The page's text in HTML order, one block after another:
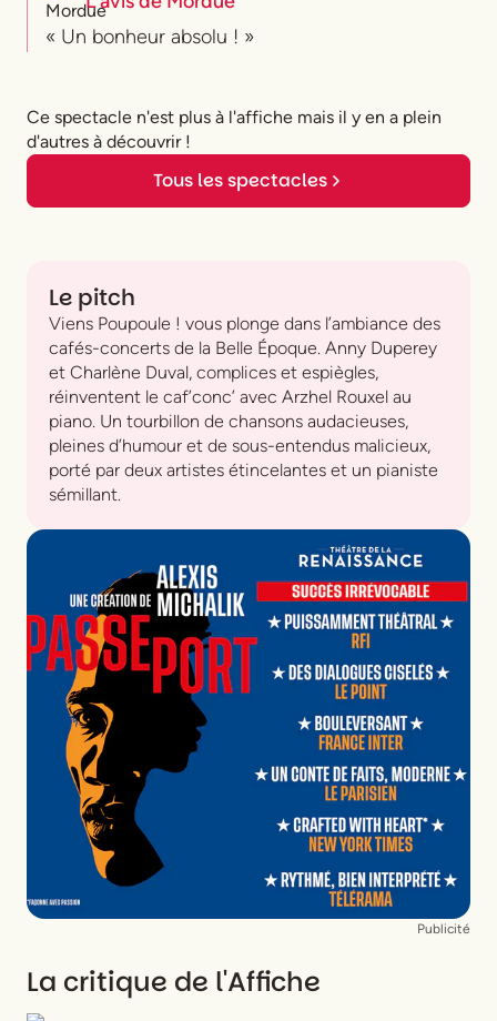
« Un bonheur absolu ! »
Ce spectacle n'est plus à l'affiche mais il y en a plein
d'autres à découvrir !
Tous les spectacles
Le pitch
Viens Poupoule ! vous plonge dans l’ambiance des
cafés-concerts de la Belle Époque. Anny Duperey
et Charlène Duval, complices et espiègles,
réinventent le caf’conc’ avec Arzhel Rouxel au
piano. Un tourbillon de chansons audacieuses,
pleines d’humour et de sous-entendus malicieux,
porté par deux artistes étincelantes et un pianiste
sémillant.
Publicité
La critique de l'Affiche